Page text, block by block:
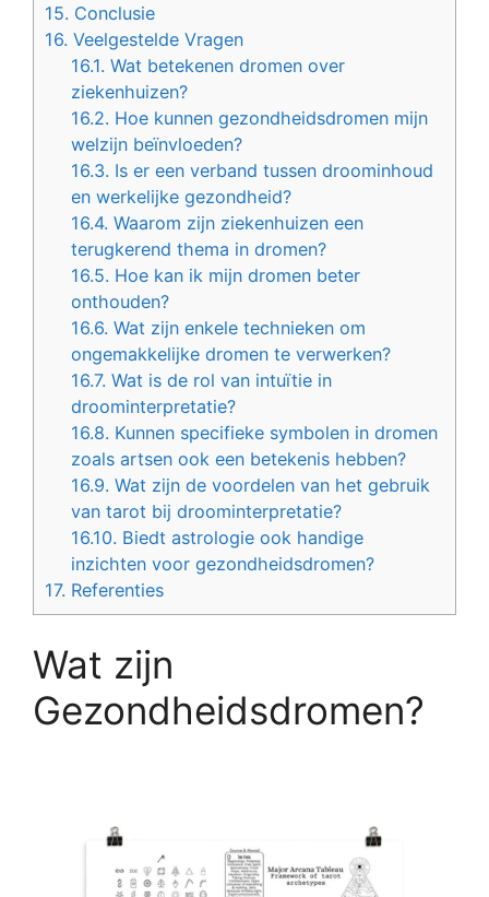
15. Conclusie
16. Veelgestelde Vragen
16.1. Wat betekenen dromen over
ziekenhuizen?
16.2. Hoe kunnen gezondheidsdromen mijn
welzijn beïnvloeden?
16.3. Is er een verband tussen droominhoud
en werkelijke gezondheid?
16.4. Waarom zijn ziekenhuizen een
terugkerend thema in dromen?
16.5. Hoe kan ik mijn dromen beter
onthouden?
16.6. Wat zijn enkele technieken om
ongemakkelijke dromen te verwerken?
16.7. Wat is de rol van intuïtie in
droominterpretatie?
16.8. Kunnen specifieke symbolen in dromen
zoals artsen ook een betekenis hebben?
16.9. Wat zijn de voordelen van het gebruik
van tarot bij droominterpretatie?
16.10. Biedt astrologie ook handige
inzichten voor gezondheidsdromen?
17. Referenties
Wat zijn
Gezondheidsdromen?